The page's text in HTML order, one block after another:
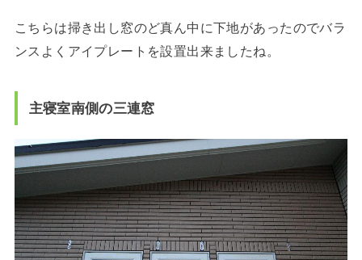
こちらは掃き出し窓のど真ん中に下地があったのでバラ
ンスよくアイプレートを設置出来ましたね。
主寝室南側の三連窓